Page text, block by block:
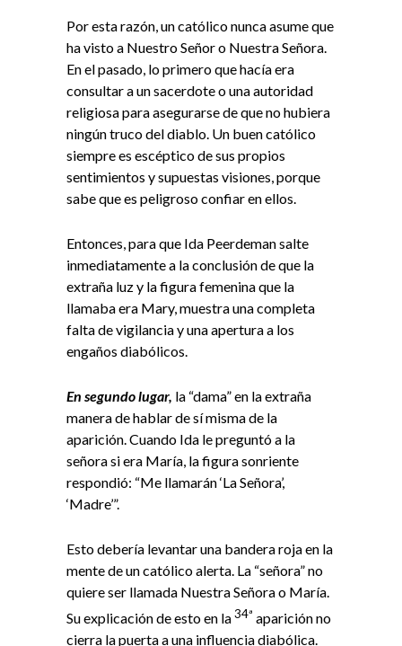
Por esta razón, un católico nunca asume que
ha visto a Nuestro Señor o Nuestra Señora.
En el pasado, lo primero que hacía era
consultar a un sacerdote o una autoridad
religiosa para asegurarse de que no hubiera
ningún truco del diablo. Un buen católico
siempre es escéptico de sus propios
sentimientos y supuestas visiones, porque
sabe que es peligroso confiar en ellos.
Entonces, para que Ida Peerdeman salte
inmediatamente a la conclusión de que la
extraña luz y la figura femenina que la
llamaba era Mary, muestra una completa
falta de vigilancia y una apertura a los
engaños diabólicos.
En segundo lugar, la “dama” en la extraña
manera de hablar de sí misma de la
aparición. Cuando Ida le preguntó a la
señora si era María, la figura sonriente
respondió: “Me llamarán ‘La Señora’,
‘Madre’”.
Esto debería levantar una bandera roja en la
mente de un católico alerta. La “señora” no
quiere ser llamada Nuestra Señora o María.
Su explicación de esto en la34ª aparición no
cierra la puerta a una influencia diabólica.